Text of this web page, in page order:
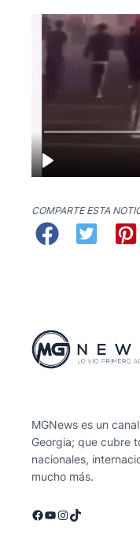
COMPARTE ESTA
MGNews es un
Georgia; que cubre
nacionales,
mucho más.
Facebook
YouTube
Instagram
TikTok